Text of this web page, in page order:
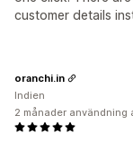
customer details
oranchi.in
Indien
2 månader användning